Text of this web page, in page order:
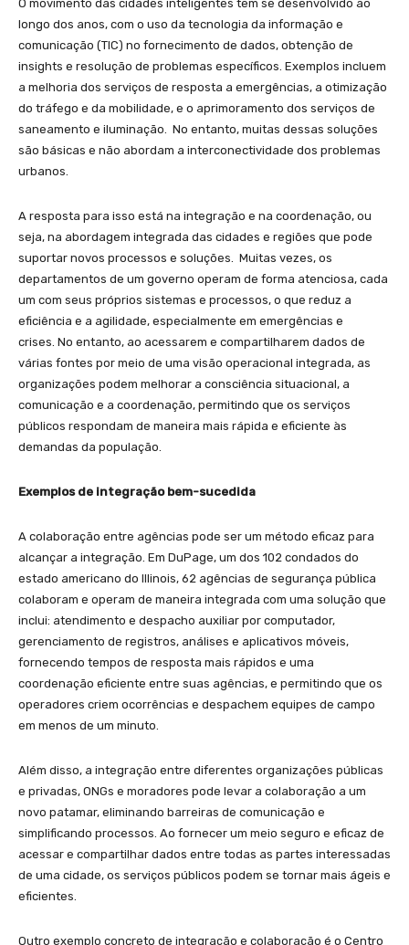
O movimento das cidades inteligentes tem se desenvolvido ao
longo dos anos, com o uso da tecnologia da informação e
comunicação (TIC) no fornecimento de dados, obtenção de
insights e resolução de problemas específicos. Exemplos incluem
a melhoria dos serviços de resposta a emergências, a otimização
do tráfego e da mobilidade, e o aprimoramento dos serviços de
saneamento e iluminação. No entanto, muitas dessas soluções
são básicas e não abordam a interconectividade dos problemas
urbanos.
A resposta para isso está na integração e na coordenação, ou
seja, na abordagem integrada das cidades e regiões que pode
suportar novos processos e soluções. Muitas vezes, os
departamentos de um governo operam de forma atenciosa, cada
um com seus próprios sistemas e processos, o que reduz a
eficiência e a agilidade, especialmente em emergências e
crises. No entanto, ao acessarem e compartilharem dados de
várias fontes por meio de uma visão operacional integrada, as
organizações podem melhorar a consciência situacional, a
comunicação e a coordenação, permitindo que os serviços
públicos respondam de maneira mais rápida e eficiente às
demandas da população.
Exemplos de integração bem-sucedida
A colaboração entre agências pode ser um método eficaz para
alcançar a integração. Em DuPage, um dos 102 condados do
estado americano do Illinois, 62 agências de segurança pública
colaboram e operam de maneira integrada com uma solução que
inclui: atendimento e despacho auxiliar por computador,
gerenciamento de registros, análises e aplicativos móveis,
fornecendo tempos de resposta mais rápidos e uma
coordenação eficiente entre suas agências, e permitindo que os
operadores criem ocorrências e despachem equipes de campo
em menos de um minuto.
Além disso, a integração entre diferentes organizações públicas
e privadas, ONGs e moradores pode levar a colaboração a um
novo patamar, eliminando barreiras de comunicação e
simplificando processos. Ao fornecer um meio seguro e eficaz de
acessar e compartilhar dados entre todas as partes interessadas
de uma cidade, os serviços públicos podem se tornar mais ágeis e
eficientes.
Outro exemplo concreto de integração e colaboração é o Centro